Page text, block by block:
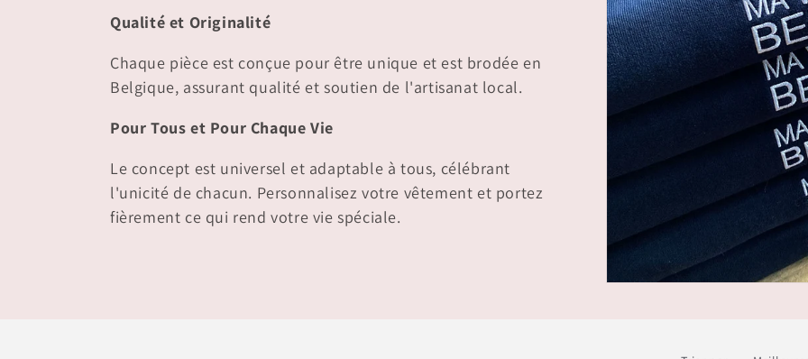
c
t
i
o
n
Qualité et Originalité
Chaque pièce est conçue pour être unique et est brodée en
Belgique, assurant qualité et soutien de l'artisanat local.
Pour Tous et Pour Chaque Vie
Le concept est universel et adaptable à tous, célébrant
l'unicité de chacun. Personnalisez votre vêtement et portez
fièrement ce qui rend votre vie spéciale.